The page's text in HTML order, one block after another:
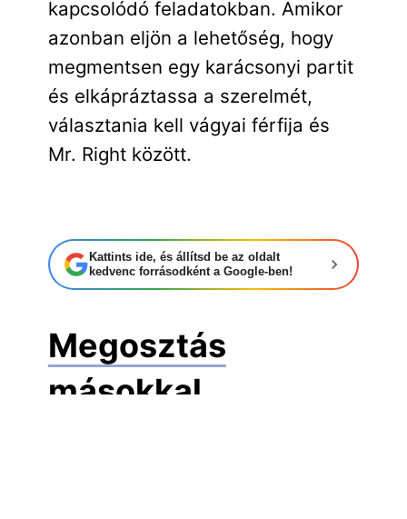
kapcsolódó feladatokban. Amikor
azonban eljön a lehetőség, hogy
megmentsen egy karácsonyi partit
és elkápráztassa a szerelmét,
választania kell vágyai férfija és
Mr. Right között.
Kattints ide, és állítsd be az oldalt
kedvenc forrásodként a Google-ben!
Megosztás
másokkal